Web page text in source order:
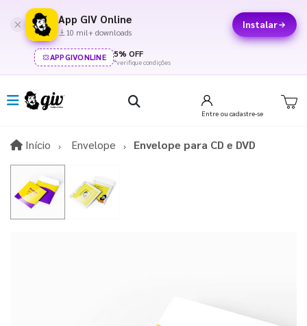
App GIV Online
10 mil+ downloads
Instalar
APPGIVONLINE 5% OFF
*verifique condições
Entre ou cadastre-se
Início InícioEnvelope Envelope para CD e DVD